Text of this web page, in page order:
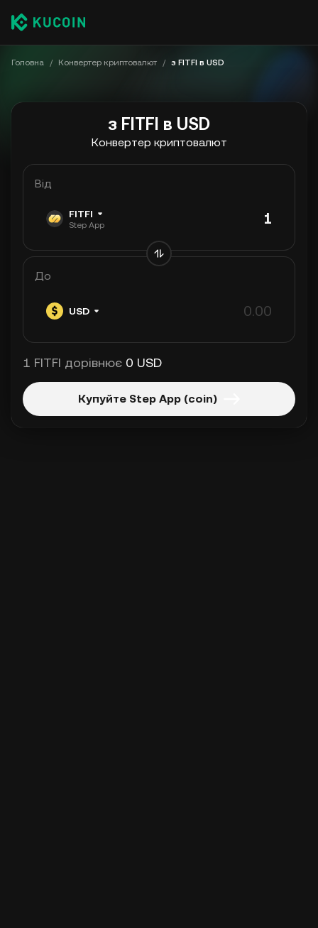
Головна / Конвертер криптовалют / з FITFI в USD
з FITFI в USD
Конвертер криптовалют
Від
FITFI
Step App
До
USD
1 FITFI дорівнює 0 USD
Купуйте Step App (coin)